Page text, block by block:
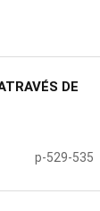
DE
p-529-535